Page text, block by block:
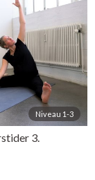
Niveau 1-3
3.